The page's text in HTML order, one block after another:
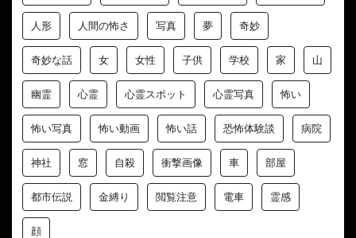
人形 人間の怖さ 写真 夢 奇妙
奇妙な話 女 女性 子供 学校 家 山
幽霊 心霊 心霊スポット 心霊写真 怖い
怖い写真 怖い動画 怖い話 恐怖体験談 病院
神社 窓 自殺 衝撃画像 車 部屋
都市伝説 金縛り 閲覧注意 電車 霊感
顔